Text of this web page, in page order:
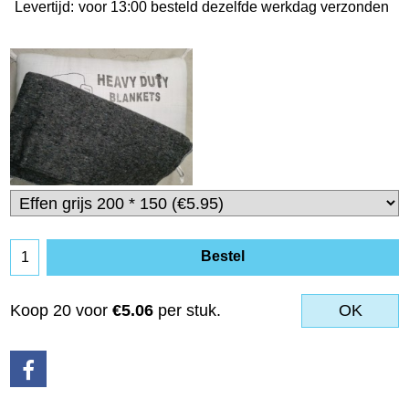
Levertijd: voor 13:00 besteld dezelfde werkdag verzonden
Bestel
Koop 20 voor €5.06 per stuk. OK